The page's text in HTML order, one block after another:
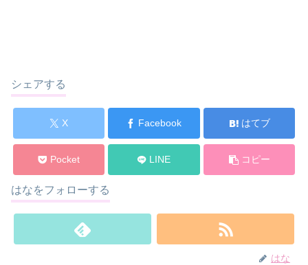
シェアする
X Facebook はてブ
Pocket LINE コピー
はなをフォローする
はな